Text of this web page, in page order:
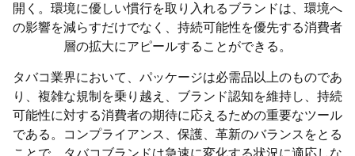
開く。環境に優しい慣行を取り入れるブランドは、環境へ
の影響を減らすだけでなく、持続可能性を優先する消費者
層の拡大にアピールすることができる。
タバコ業界において、パッケージは必需品以上のものであ
り、複雑な規制を乗り越え、ブランド認知を維持し、持続
可能性に対する消費者の期待に応えるための重要なツール
である。コンプライアンス、保護、革新のバランスをとる
ことで、タバコブランドは急速に変化する状況に適応しな